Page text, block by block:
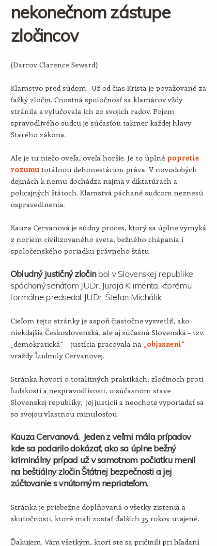
nekonečnom zástupe
zločincov
(Darrov Clarence Seward)
Klamstvo pred súdom. Už od čias Krista je považované za
ťažký zločin. Cnostná spoločnosť sa klamárov vždy
stránila a vylučovala ich zo svojich radov. Pojem
spravodlivého sudcu je súčasťou takmer každej hlavy
Starého zákona.
Ale je tu niečo oveľa, oveľa horšie. Je to úplné popretie
rozumutotálnou dehonestáciou práva. V novodobých
dejinách k nemu dochádza najmä v diktatúrach a
policajných štátoch. Klamstvá páchané sudcom neznesú
ospravedlnenia.
Kauza Cervanová je súdny proces, ktorý sa úplne vymyká
z noriem civilizovaného sveta, bežného chápania i
spoločenského poriadku právneho štátu.
Obludný justičný zločinbol v Slovenskej republike
spáchaný senátom JUDr. Juraja Klimenta, ktorému
formálne predsedal JUDr. Štefan Michálik.
Cieľom tejto stránky je aspoň čiastočne vysvetliť, ako
niekdajšia Československá, ale aj súčasná Slovenská – tzv.
„demokratická“ - justícia pracovala na „objasnení“
vraždy Ľudmily Cervanovej.
Stránka hovorí o totalitných praktikách, zločinoch proti
ľudskosti a nespravodlivosti, o súčasnom stave
Slovenskej republiky, jej justícii a neochote vyporiadať sa
so svojou vlastnou minulosťou.
Kauza Cervanová. Jeden z veľmi mála prípadov
kde sa podarilo dokázať, ako sa úplne bežný
kriminálny prípad už v samotnom počiatku menil
na beštiálny zločin Štátnej bezpečnosti a jej
zúčtovanie s vnútorným nepriateľom.
Stránka je priebežne doplňovaná o všetky zistenia a
skutočnosti, ktoré mali zostať ďalších 35 rokov utajené.
Ďakujem. Vám všetkým, ktorí ste sa pričinili pri hľadaní